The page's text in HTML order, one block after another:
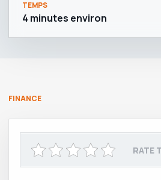
TEMPS
4 minutes environ
FINANCE
RATE